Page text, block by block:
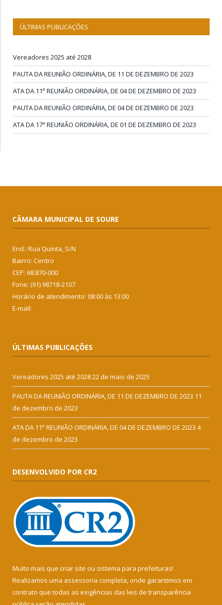
ÚLTIMAS PUBLICAÇÕES
Vereadores 2025 até 2028
PAUTA DA REUNIÃO ORDINÁRIA, DE 11 DE DEZEMBRO DE 2023
ATA DA 11ª REUNIÃO ORDINÁRIA, DE 04 DE DEZEMBRO DE 2023
PAUTA DA REUNIÃO ORDINÁRIA, DE 04 DE DEZEMBRO DE 2023
ATA DA 17ª REUNIÃO ORDINÁRIA, DE 01 DE DEZEMBRO DE 2023
CÂMARA MUNICIPAL DE SOURE
End.: Rua Quinta, S/N
Bairro: Centro
CEP: 68.870-000
Fone: (91) 98718-2107
Horário de atendimento: 08:00 às 13:00
E-mail:
ÚLTIMAS PUBLICAÇÕES
Vereadores 2025 até 202822 de maio de 2025
PAUTA DA REUNIÃO ORDINÁRIA, DE 11 DE DEZEMBRO DE 2023 11
de dezembro de 2023
ATA DA 11ª REUNIÃO ORDINÁRIA, DE 04 DE DEZEMBRO DE 2023 4
de dezembro de 2023
DESENVOLVIDO POR CR2
Muito mais que criar site ou sistema para prefeituras!
Realizamos uma assessoria completa, onde garantimos em
contrato que todas as exigências das leis de transparência